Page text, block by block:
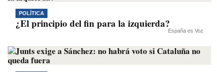
POLÍTICA
¿El principio del fin para la izquierda?
España es Voz